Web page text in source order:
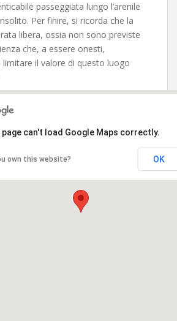
passeggiata lungo l’arenile
Per finire, si ricorda che la
libera, ossia non sono previste
che, a essere onesti,
il valore di questo luogo
page can't load Google Maps correctly.
own this website? OK